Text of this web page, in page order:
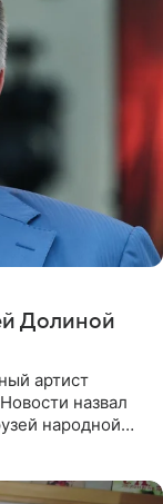
Долиной
артист
назвал
народной